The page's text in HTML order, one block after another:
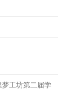
工坊第二届学